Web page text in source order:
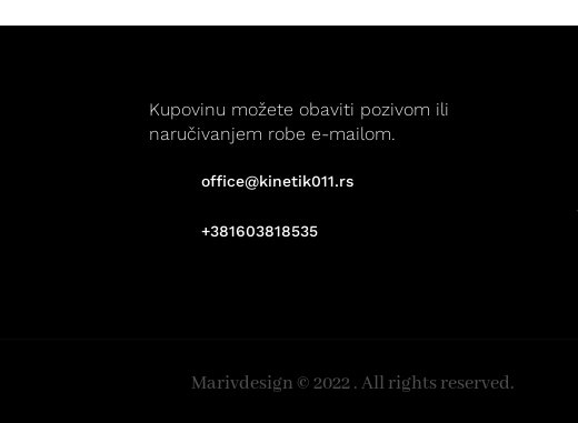
Kupovinu možete obaviti pozivom ili
naručivanjem robe e-mailom.
office@kinetik011.rs
+381603818535
Marivdesign © 2022 . All rights reserved.